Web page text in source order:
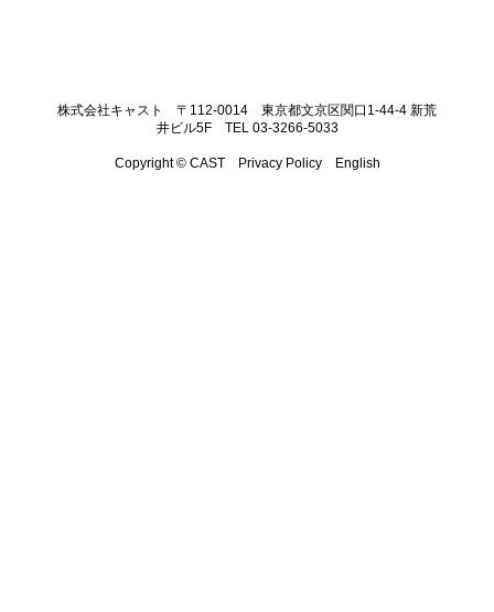
株式会社キャスト 〒112-0014 東京都文京区関口1-44-4 新荒
井ビル5F TEL 03-3266-5033
Copyright © CAST Privacy Policy English